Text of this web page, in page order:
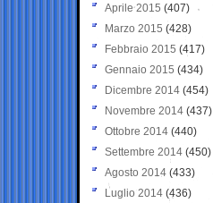
Aprile 2015 (407)
Marzo 2015 (428)
Febbraio 2015 (417)
Gennaio 2015 (434)
Dicembre 2014 (454)
Novembre 2014 (437)
Ottobre 2014 (440)
Settembre 2014 (450)
Agosto 2014 (433)
Luglio 2014 (436)